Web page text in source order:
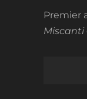
Premier
Miscanti